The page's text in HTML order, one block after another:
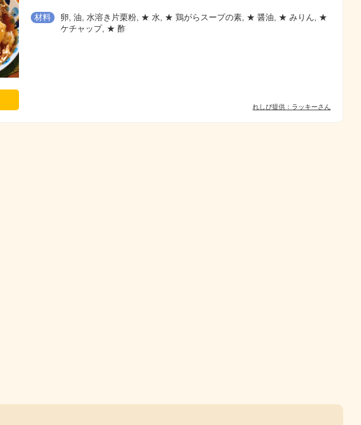
材料
卵, 油, 水溶き片栗粉, ★ 水, ★ 鶏がらスープの素, ★ 醤油, ★ みりん, ★
ケチャップ, ★ 酢
れしぴ提供：ラッキーさん